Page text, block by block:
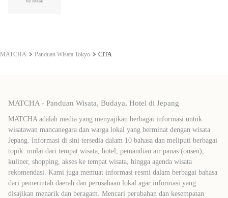
MATCHA Panduan Wisata Tokyo CITA
MATCHA - Panduan Wisata, Budaya, Hotel di Jepang
MATCHA adalah media yang menyajikan berbagai informasi untuk
wisatawan mancanegara dan warga lokal yang berminat dengan wisata
Jepang. Informasi di sini tersedia dalam 10 bahasa dan meliputi berbagai
topik: mulai dari tempat wisata, hotel, pemandian air panas (onsen),
kuliner, shopping, akses ke tempat wisata, hingga agenda wisata
rekomendasi. Kami juga memuat informasi resmi dalam berbagai bahasa
dari pemerintah daerah dan perusahaan lokal agar informasi yang
disajikan menarik dan beragam. Mencari perubahan dan kesempatan